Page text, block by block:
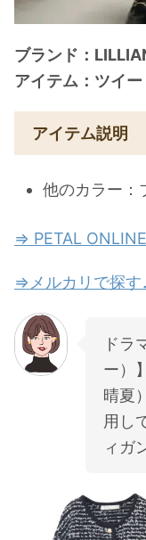
ブランド：
アイテム：ツイ
アイテム説明
他のカラー：
⇒ PETAL
⇒メルカリで探す
ドラ
ー）
晴夏
用し
ィガ